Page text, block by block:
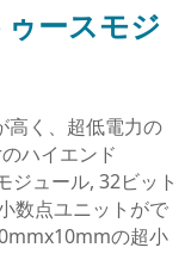
ースモジ
高く、超低電力の
ハイエンド
ジュール, 32ビット
数点ユニットがで
の超小